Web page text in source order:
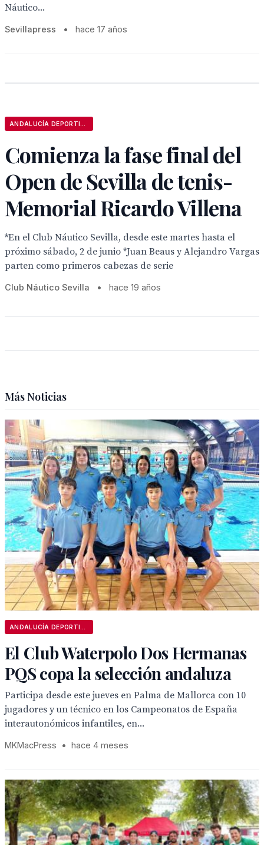
Náutico...
Sevillapress • hace 17 años
Comienza la fase final del
Open de Sevilla de tenis-
Memorial Ricardo Villena
*En el Club Náutico Sevilla, desde este martes hasta el
próximo sábado, 2 de junio *Juan Beaus y Alejandro Vargas
parten como primeros cabezas de serie
Club Náutico Sevilla • hace 19 años
Más Noticias
El Club Waterpolo Dos Hermanas
PQS copa la selección andaluza
Participa desde este jueves en Palma de Mallorca con 10
jugadores y un técnico en los Campeonatos de España
interautonómicos infantiles, en...
MKMacPress • hace 4 meses